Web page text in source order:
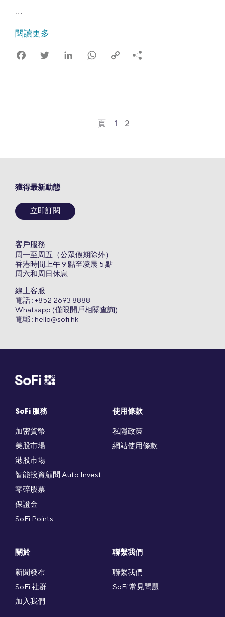
…
閱讀更多
FacebookTwitter LinkedIn WhatsApp
Copy
頁 1 2
SoFi 服務
加密貨幣
美股市場
港股市場
智能投資顧問 Auto Invest
零碎股票
保證金
SoFi Points
使用條款
私隱政策
網站使用條款
關於
新聞發布
SoFi 社群
加入我們
聯繫我們
聯繫我們
SoFi 常見問題
獲得最新動態
立即訂閱
客戶服務
周一至周五（公眾假期除外）
香港時間上午 9 點至凌晨 5 點
周六和周日休息
線上客服
電話 : +852 2693 8888
Whatsapp (僅限開戶相關查詢)
電郵 : hello@sofi.hk